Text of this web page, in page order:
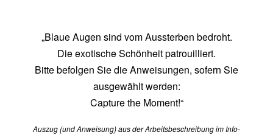
„Blaue Augen sind vom Aussterben bedroht.
Die exotische Schönheit patrouilliert.
Bitte befolgen Sie die Anweisungen, sofern Sie
ausgewählt werden:
Capture the Moment!“
Auszug (und Anweisung) aus der Arbeitsbeschreibung im Info-